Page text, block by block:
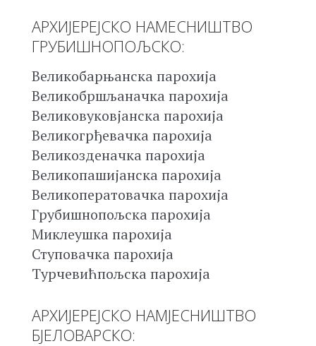
АРХИЈЕРЕЈСКО НАМЕСНИШТВО
ГРУБИШНОПОЉСКО:
Великобарњанска парохија
Великобршљаначка парохија
Великовуковјанска парохија
Великогрђевачка парохија
Великозденачка парохија
Великопашијанска парохија
Великоператовачка парохија
Грубишнопољска парохија
Миклеушка парохија
Ступовачка парохија
Турчевићпољска парохија
АРХИЈЕРЕЈСКО НАМЈЕСНИШТВО
БЈЕЛОВАРСКО: